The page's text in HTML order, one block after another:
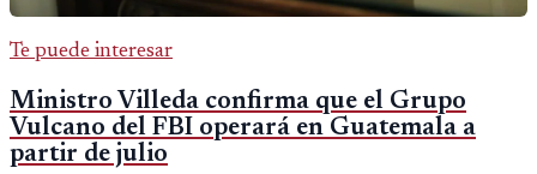
Te puede interesar
Ministro Villeda confirma que el Grupo
Vulcano del FBI operará en Guatemala a
partir de julio